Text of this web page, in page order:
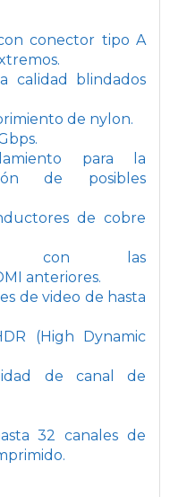
conector tipo A
calidad blindados
de nylon.
para la
de posibles
de cobre
con las
anteriores.
de video de hasta
(High Dynamic
de canal de
32 canales de